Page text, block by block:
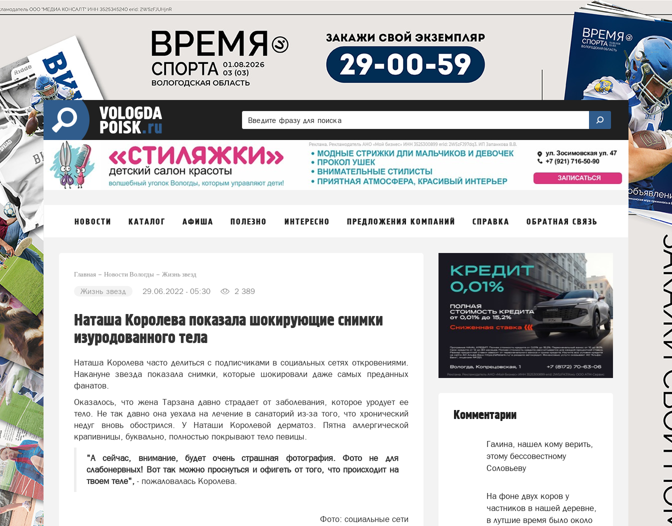
НОВОСТИ КАТАЛОГ АФИША ПОЛЕЗНО ИНТЕРЕСНО ПРЕДЛОЖЕНИЯ КОМПАНИЙ СПРАВКА ОБРАТНАЯ СВЯЗЬ
Главная Новости Вологды Жизнь звезд
Жизнь звезд 29.06.2022 - 05:30 2 389
Наташа Королева показала шокирующие снимки
изуродованного тела
Наташа Королева часто делиться с подписчиками в социальных сетях откровениями.
Накануне звезда показала снимки, которые шокировали даже самых преданных
фанатов.
Оказалось, что жена Тарзана давно страдает от заболевания, которое уродует ее
тело. Не так давно она уехала на лечение в санаторий из-за того, что хронический
недуг вновь обострился. У Наташи Королевой дерматоз. Пятна аллергической
крапивницы, буквально, полностью покрывают тело певицы.
"А сейчас, внимание, будет очень страшная фотография. Фото не для
слабонервных! Вот так можно проснуться и офигеть от того, что происходит на
твоем теле", - пожаловалась Королева.
Фото: социальные сети
Комментарии
Галина, нашел кому верить,
этому бессовестному
Соловьеву
На фоне двух коров у
частников в нашей деревне,
в лутшие время было около